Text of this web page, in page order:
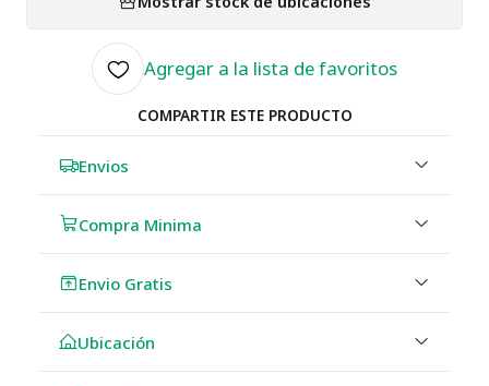
Agregar a la lista de favoritos
COMPARTIR ESTE PRODUCTO
Envios
Compra Minima
Envio Gratis
Ubicación